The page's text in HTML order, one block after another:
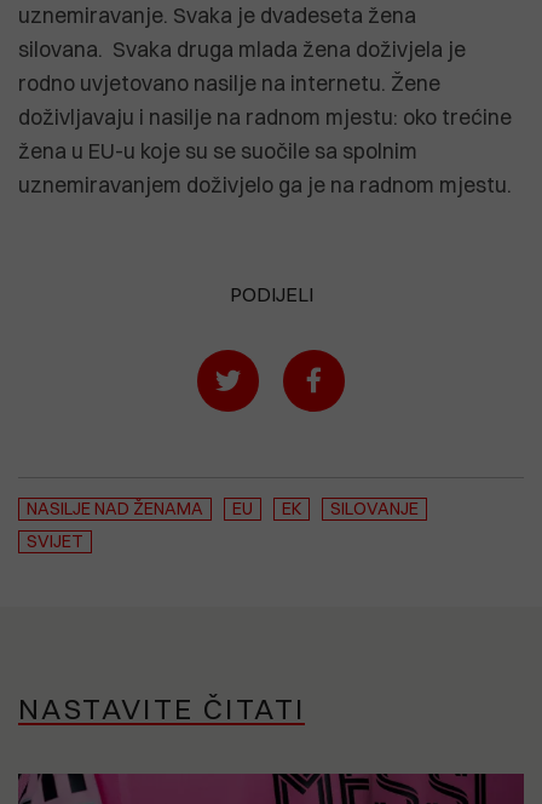
uznemiravanje. Svaka je dvadeseta žena
silovana. Svaka druga mlada žena doživjela je
rodno uvjetovano nasilje na internetu. Žene
doživljavaju i nasilje na radnom mjestu: oko trećine
žena u EU-u koje su se suočile sa spolnim
uznemiravanjem doživjelo ga je na radnom mjestu.
PODIJELI
NASILJE NAD ŽENAMA EU EK
SILOVANJE
SVIJET
NASTAVITE ČITATI